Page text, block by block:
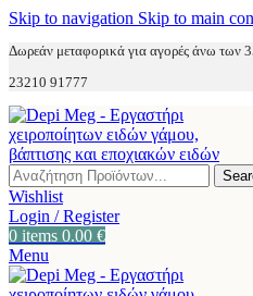
Skip to navigation Skip to main
Δωρεάν μεταφορικά για αγορές άνω των
23210 91777
Wishlist
Login / Register
0 items 0.00 €
Menu